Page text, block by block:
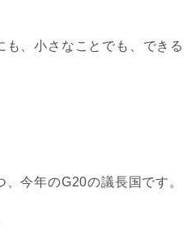
、小さなことでも、できる
今年のG20の議長国です。